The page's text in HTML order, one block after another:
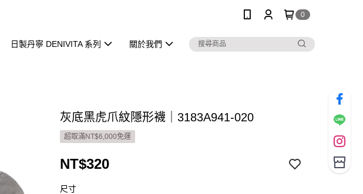
0
日製丹寧 DENIVITA 系列 關於我們
灰底黑虎爪紋隱形襪｜3183A941-020
超取滿NT$6,000免運
NT$320
尺寸